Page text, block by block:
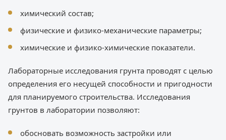
химический состав;
физические и физико-механические параметры;
химические и физико-химические показатели.
Лабораторные исследования грунта проводят с целью
определения его несущей способности и пригодности
для планируемого строительства. Исследования
грунтов в лаборатории позволяют:
обосновать возможность застройки или